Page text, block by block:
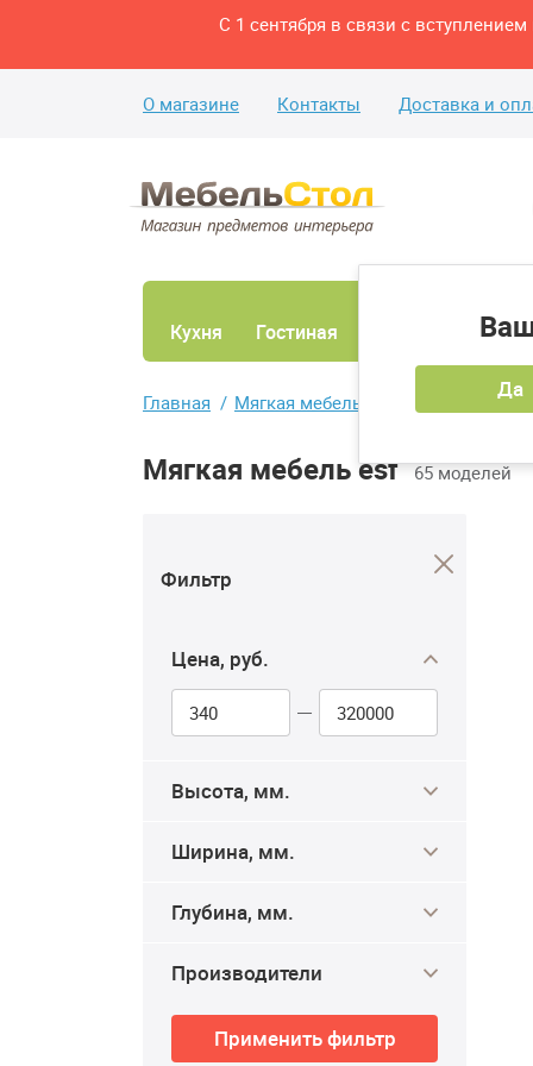
С 1 сентября в связи с
О магазине Контакты Доставка и
Да
Кухня Гостиная
Главная Мягкая мебель
Мягкая мебель esf 65 моделей
Фильтр
Цена, руб.
Высота, мм.
Ширина, мм.
Глубина, мм.
Производители
Применить фильтр